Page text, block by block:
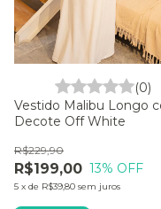
(0)
Vestido Malibu Longo
Decote Off White
R$199,00
R$229,90
13% OFF
5 x de R$39,80 sem juros